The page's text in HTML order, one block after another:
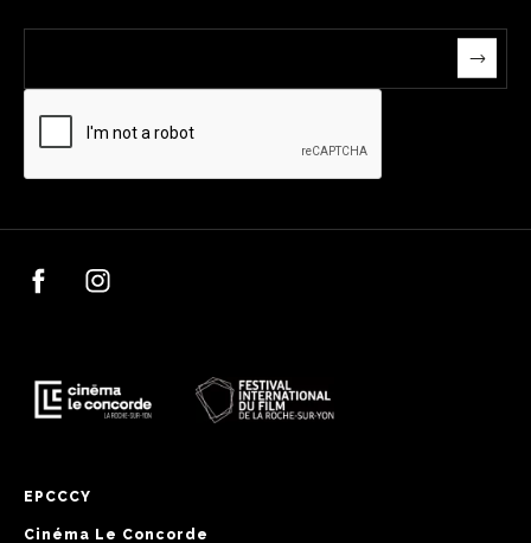
EPCCCY
Cinéma Le Concorde